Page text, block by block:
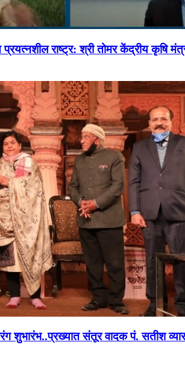
राष्ट्र: श्री तोमर केंद्रीय कृषि
शुभारंभ..प्रख्यात संतूर वादक पं. सतीश